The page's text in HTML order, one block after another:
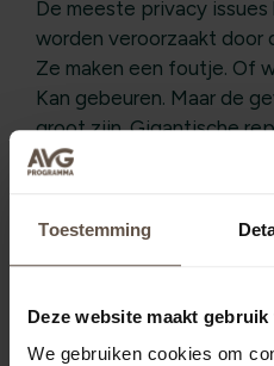
Toestemming
Deze website maakt
We gebruiken cookies om
De meeste privacy
worden veroorzaakt door
Ze maken een foutje. Of
Kan gebeuren. Maar de
groot zijn. Gigantische
die weglopen. Enzovoort.
opgeleid. Dat kan dus